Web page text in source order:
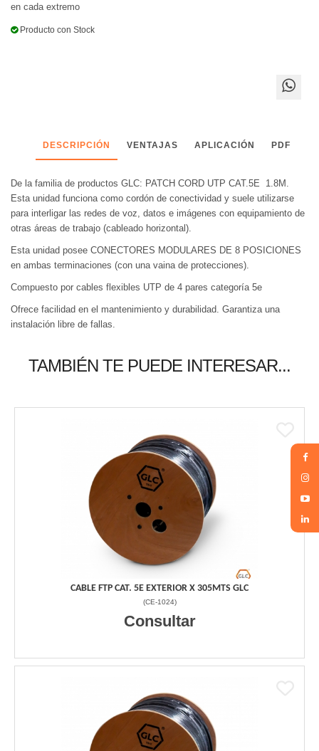
en cada extremo
Producto con Stock
DESCRIPCIÓN VENTAJAS APLICACIÓN PDF
De la familia de productos GLC: PATCH CORD UTP CAT.5E 1.8M.
Esta unidad funciona como cordón de conectividad y suele utilizarse
para interligar las redes de voz, datos e imágenes con equipamiento de
otras áreas de trabajo (cableado horizontal).
Esta unidad posee CONECTORES MODULARES DE 8 POSICIONES
en ambas terminaciones (con una vaina de protecciones).
Compuesto por cables flexibles UTP de 4 pares categoría 5e
Ofrece facilidad en el mantenimiento y durabilidad. Garantiza una
instalación libre de fallas.
TAMBIÉN TE PUEDE INTERESAR...
CABLE FTP CAT. 5E EXTERIOR X 305MTS GLC
(CE-1024)
Consultar